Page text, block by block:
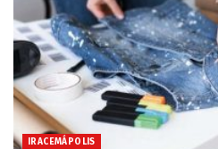
IRACEMÁPOLIS